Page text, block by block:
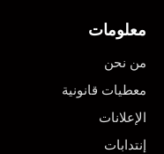
معلومات
من نحن
معطيات قانونية
الإعلانات
إنتدابات